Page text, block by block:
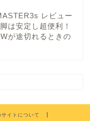
レビュー
は安定し超便利！
が途切れるときの
サイトについて